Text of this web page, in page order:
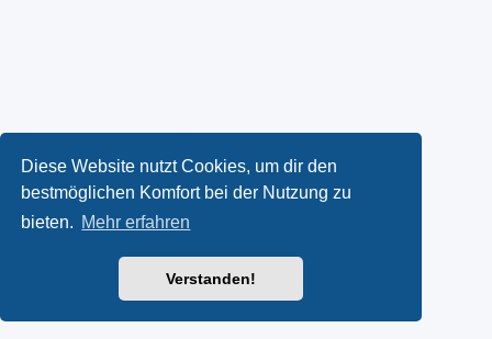
Diese Website nutzt Cookies, um dir den
bestmöglichen Komfort bei der Nutzung zu
bieten. Mehr erfahren
Verstanden!